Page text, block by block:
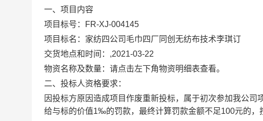
一、项目内容
项目标号：FR-XJ-004145
项目标名：家纺四公司毛巾四厂同创无纺布技术李琪订
交货地点和时间：,2021-03-22
物资名称及数量：请点击左下角物资明细表查看。
二、投标人资格要求：
因投标方原因造成项目作废重新投标，属于初次参加我公
给与标的价值1‰的罚款，最终计算罚款金额不足100元的，